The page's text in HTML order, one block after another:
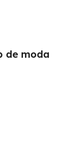
de moda